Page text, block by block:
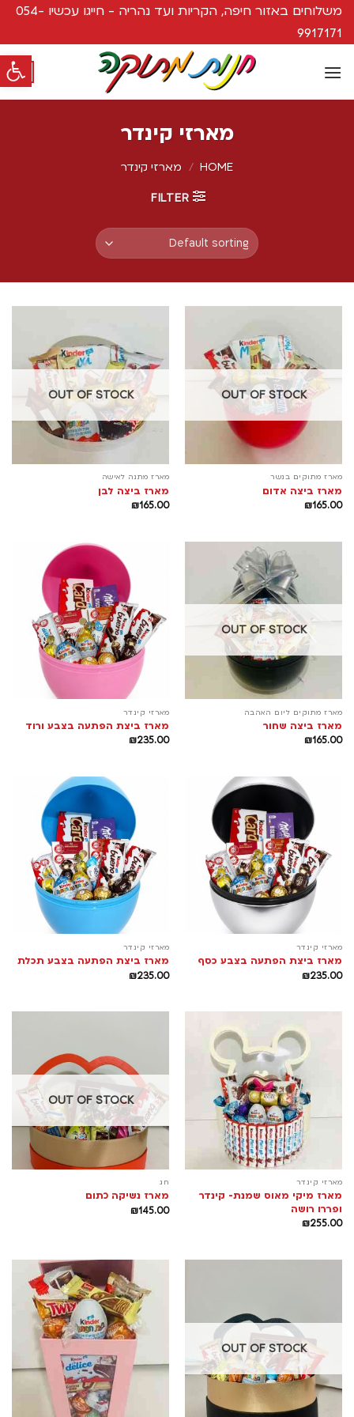
פתח
משלוחים באזור חיפה, הקריות ועד נהריה - חייגו עכשיו 054-
9917171
0
מארזי קינדר
HOME
/ מארזי קינדר
FILTER
OUT OF STOCK
מארז מתוקים בנשר
מארז ביצה אדום
₪165.00
OUT OF STOCK
מארז מתנה לאישה
מארז ביצה לבן
₪165.00
OUT OF STOCK
מארז מתוקים ליום האהבה
מארז ביצה שחור
₪165.00
מארזי קינדר
מארז ביצת הפתעה בצבע ורוד
₪235.00
מארזי קינדר
מארז ביצת הפתעה בצבע כסף
₪235.00
מארזי קינדר
מארז ביצת הפתעה בצבע תכלת
₪235.00
מארזי קינדר
מארז מיקי מאוס שמנת- קינדר
ופררו רושה
₪255.00
OUT OF STOCK
חג
מארז נשיקה כתום
₪145.00
OUT OF STOCK